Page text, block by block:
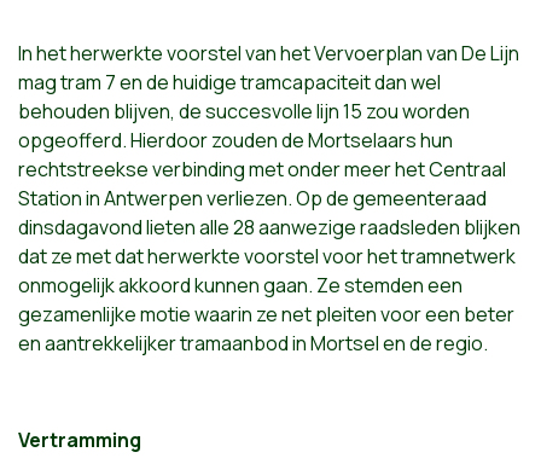
In het herwerkte voorstel van het Vervoerplan van De Lijn
mag tram 7 en de huidige tramcapaciteit dan wel
behouden blijven, de succesvolle lijn 15 zou worden
opgeofferd. Hierdoor zouden de Mortselaars hun
rechtstreekse verbinding met onder meer het Centraal
Station in Antwerpen verliezen. Op de gemeenteraad
dinsdagavond lieten alle 28 aanwezige raadsleden blijken
dat ze met dat herwerkte voorstel voor het tramnetwerk
onmogelijk akkoord kunnen gaan. Ze stemden een
gezamenlijke motie waarin ze net pleiten voor een beter
en aantrekkelijker tramaanbod in Mortsel en de regio.
Vertramming